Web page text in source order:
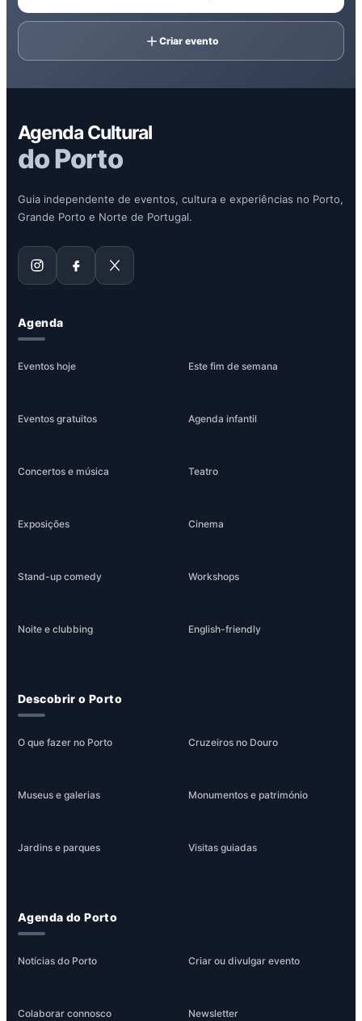
Criar evento
Agenda Cultural
do Porto
Guia independente de eventos, cultura e experiências no Porto,
Grande Porto e Norte de Portugal.
Agenda
Eventos hoje Este fim de semana
Eventos gratuitos Agenda infantil
Concertos e música Teatro
Exposições Cinema
Stand-up comedy Workshops
Noite e clubbing English-friendly
Descobrir o Porto
O que fazer no Porto Cruzeiros no Douro
Museus e galerias Monumentos e património
Jardins e parques Visitas guiadas
Agenda do Porto
Notícias do Porto Criar ou divulgar evento
Colaborar connosco Newsletter